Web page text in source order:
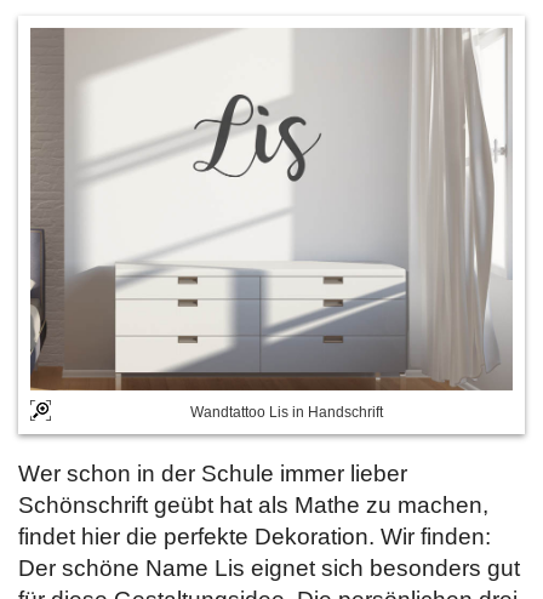
Wandtattoo Lis in Handschrift
Wer schon in der Schule immer lieber
Schönschrift geübt hat als Mathe zu machen,
findet hier die perfekte Dekoration. Wir finden:
Der schöne Name Lis eignet sich besonders gut